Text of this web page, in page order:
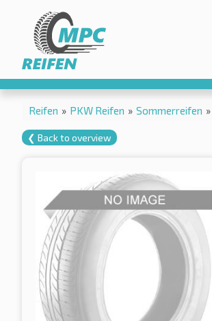
Reifen » PKW Reifen » Sommerreifen »
❮ Back to overview